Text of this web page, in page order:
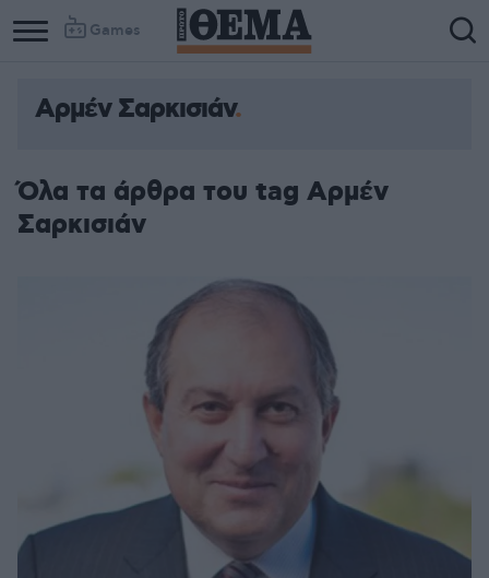
Games
Αρμέν Σαρκισιάν
Όλα τα άρθρα του tag Αρμέν
Σαρκισιάν